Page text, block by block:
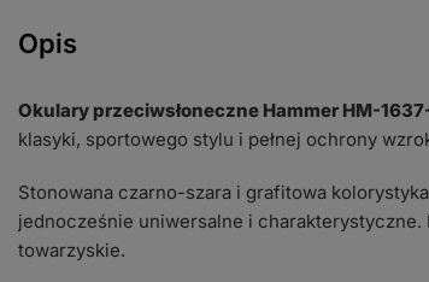
Opis
Okulary przeciwsłoneczne Hammer HM-
klasyki, sportowego stylu i pełnej ochrony
Stonowana czarno-szara i grafitowa
jednocześnie uniwersalne i charakterystyczne.
towarzyskie.